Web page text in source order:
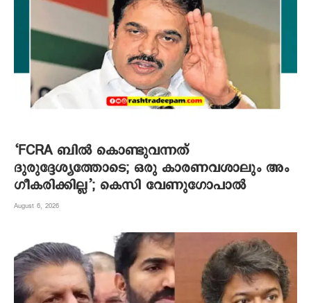
‘FCRA ബിൽ കൊണ്ടുവന്നത്
ദുരുദ്ദേശ്യത്തോടെ; ഒരു കാരണവശാലും അം​
ഗീകരിക്കില്ല’; കെസി വേണു​ഗോപാൽ
August 6, 2026